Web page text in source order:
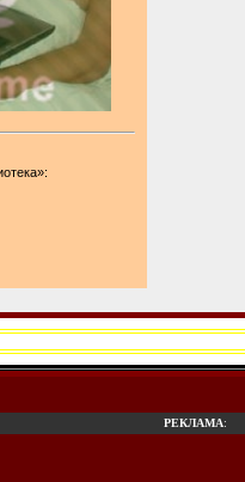
РЕКЛАМА: